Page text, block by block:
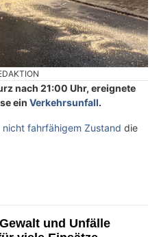
nach 21:00 Uhr, ereignete
ein Verkehrsunfall.
nicht fahrfähigem Zustand die
und Unfälle